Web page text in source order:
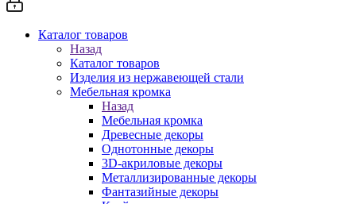
Каталог товаров
Назад
Каталог товаров
Изделия из нержавеющей стали
Мебельная кромка
Назад
Мебельная кромка
Древесные декоры
Однотонные декоры
3D-акриловые декоры
Металлизированные декоры
Фантазийные декоры